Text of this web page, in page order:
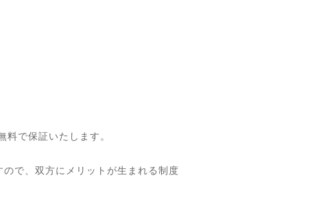
で保証いたします。
で、双方にメリットが生まれる制度